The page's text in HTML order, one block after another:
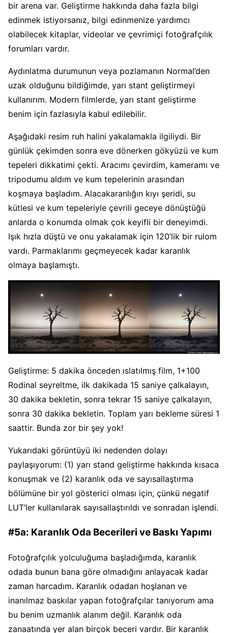
bir arena var. Geliştirme hakkında daha fazla bilgi
edinmek istiyorsanız, bilgi edinmenize yardımcı
olabilecek kitaplar, videolar ve çevrimiçi fotoğrafçılık
forumları vardır.
Aydınlatma durumunun veya pozlamanın Normal’den
uzak olduğunu bildiğimde, yarı stant geliştirmeyi
kullanırım. Modern filmlerde, yarı stant geliştirme
benim için fazlasıyla kabul edilebilir.
Aşağıdaki resim ruh halini yakalamakla ilgiliydi. Bir
günlük çekimden sonra eve dönerken gökyüzü ve kum
tepeleri dikkatimi çekti. Aracımı çevirdim, kameramı ve
tripodumu aldım ve kum tepelerinin arasından
koşmaya başladım. Alacakaranlığın kıyı şeridi, su
kütlesi ve kum tepeleriyle çevrili geceye dönüştüğü
anlarda o konumda olmak çok keyifli bir deneyimdi.
Işık hızla düştü ve onu yakalamak için 120’lik bir rulom
vardı. Parmaklarımı geçmeyecek kadar karanlık
olmaya başlamıştı.
Geliştirme: 5 dakika önceden ıslatılmış film, 1+100
Rodinal seyreltme, ilk dakikada 15 saniye çalkalayın,
30 dakika bekletin, sonra tekrar 15 saniye çalkalayın,
sonra 30 dakika bekletin. Toplam yarı bekleme süresi 1
saattir. Bunda zor bir şey yok!
Yukarıdaki görüntüyü iki nedenden dolayı
paylaşıyorum: (1) yarı stand geliştirme hakkında kısaca
konuşmak ve (2) karanlık oda ve sayısallaştırma
bölümüne bir yol gösterici olması için, çünkü negatif
LUT’ler kullanılarak sayısallaştırıldı ve sonradan işlendi.
#5a: Karanlık Oda Becerileri ve Baskı Yapımı
Fotoğrafçılık yolculuğuma başladığımda, karanlık
odada bunun bana göre olmadığını anlayacak kadar
zaman harcadım. Karanlık odadan hoşlanan ve
inanılmaz baskılar yapan fotoğrafçılar tanıyorum ama
bu benim uzmanlık alanım değil. Karanlık oda
zanaatında yer alan birçok beceri vardır. Bir karanlık